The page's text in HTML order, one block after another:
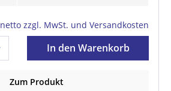
netto zzgl. MwSt. und Versandkosten
In den Warenkorb
Zum Produkt